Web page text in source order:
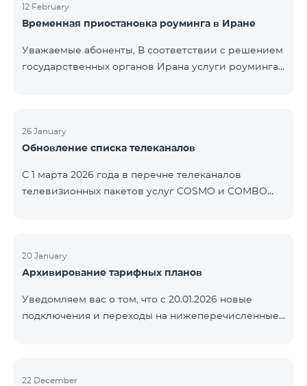
тарифному плану могут все абоненты с активной
подпиской на пакеты услуг COSMO или COMBO. С
ознакомиться здесь.
12 February
Временная приостановка роуминга в Иране
Уважаемые абоненты, В соответствии с решением
государственных органов Ирана услуги роуминга
контролем нашей компании. В настоящее время
точные сроки восстановления услуг неизвестны.
предоставлена по мере изменения ситуации.
Благодарим за понимание.
26 January
Обновление списка телеканалов
С 1 марта 2026 года в перечне телеканалов
телевизионных пакетов услуг COSMO и COMBO
только в тех регионах, где их трансляция является
обязательной. Данные изменения реализуются в
телевизионной платформы и полностью
соответствуют нормам местного вещания.
20 January
Архивирование тарифных планов
Уведомляем вас о том, что с 20.01.2026 новые
подключения и переходы на нижеперечисленные
22 December